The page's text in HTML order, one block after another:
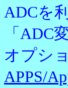
ADCを
「ADC
オプシ
APPS/